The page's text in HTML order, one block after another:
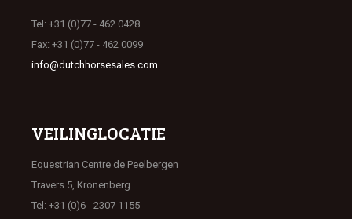
Tel: +31 (0)77 - 462 0428
Fax: +31 (0)77 - 462 0099
info@dutchhorsesales.com
VEILINGLOCATIE
Equestrian Centre de Peelbergen
Travers 5, Kronenberg
Tel: +31 (0)6 - 2307 1155